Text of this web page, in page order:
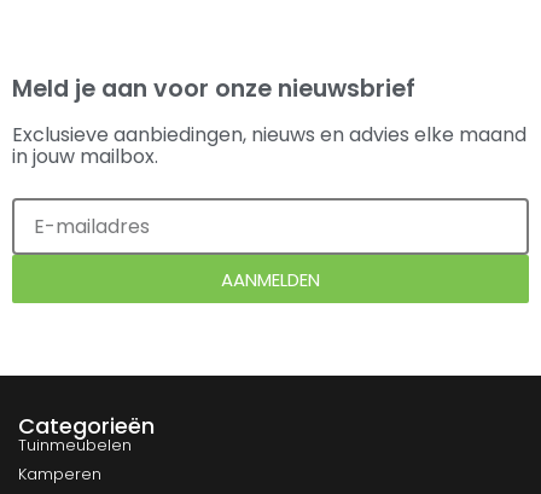
Meld je aan voor onze nieuwsbrief
Exclusieve aanbiedingen, nieuws en advies elke maand
in jouw mailbox.
AANMELDEN
Categorieën
Tuinmeubelen
Kamperen